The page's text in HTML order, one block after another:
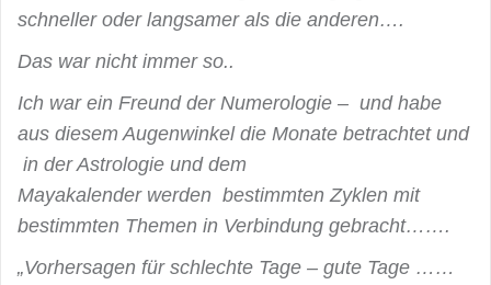
schneller oder langsamer als die anderen….
Das war nicht immer so..
Ich war ein Freund der Numerologie – und habe
aus diesem Augenwinkel die Monate betrachtet und
in der Astrologie und dem
Mayakalender werden bestimmten Zyklen mit
bestimmten Themen in Verbindung gebracht…….
„Vorhersagen für schlechte Tage – gute Tage ……